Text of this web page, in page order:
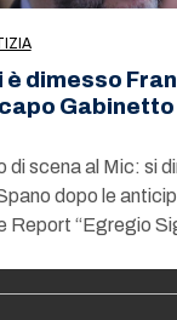
è dimesso
di scena al Mic: si
dopo le
Report “Egregio